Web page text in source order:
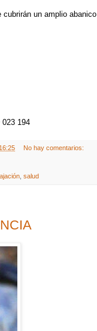
un amplio abanico
194
16:25 No hay comentarios:
salud